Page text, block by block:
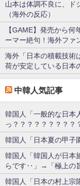
山本は体調不良に、ド
（海外の反応）
【GAME】発売から
ーマー絶句！海外ファ
海外「日本の積載技術
荷が安定している日本
中韓人気記事
韓国人「一般的な日
っ？？？？？？？？？
韓国人「日本夏の甲子
韓国人「韓国人が日本
らです‥」→「極上の
韓国人「日本の村上宗